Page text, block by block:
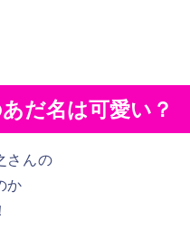
だ名は可愛い？
さんの
か